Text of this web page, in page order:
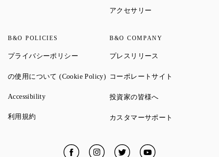
アクセサリー
B&O POLICIES
プライバシーポリシー Link Opens in New Tab
の使用について (Cookie Policy) Link Opens in New Tab
AccessibilityLink Opens in New Tab
利用規約
B&O COMPANY
プレスリリース
コーポレートサイト
投資家の皆様へ
カスタマーサポート
FacebookLink Opens in New Tab
InstagramLink Opens in New Tab
TwitterLink Opens in New Tab
YouTubeLink Opens in New